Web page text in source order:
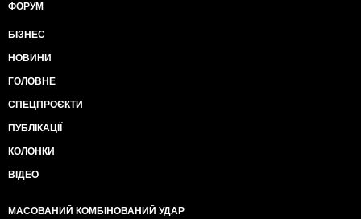
ФОРУМ
БІЗНЕС
НОВИНИ
ГОЛОВНЕ
СПЕЦПРОЄКТИ
ПУБЛІКАЦІЇ
КОЛОНКИ
ВІДЕО
МАСОВАНИЙ КОМБІНОВАНИЙ УДАР